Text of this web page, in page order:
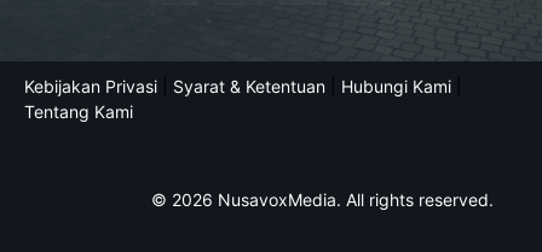
Kebijakan Privasi Syarat & Ketentuan Hubungi Kami
Tentang Kami
© 2026 NusavoxMedia. All rights reserved.